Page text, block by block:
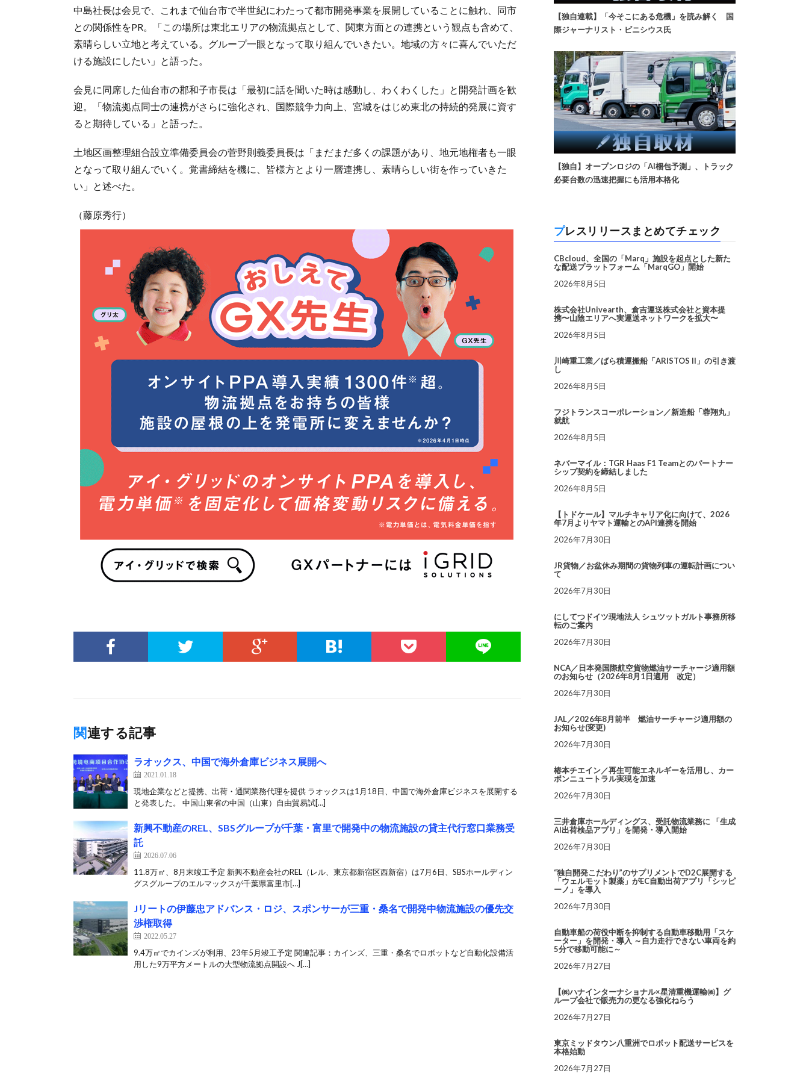
中島社長は会見で、これまで仙台市で半世紀にわたって都市開発事業を展開していることに触れ、同市
との関係性をPR。「この場所は東北エリアの物流拠点として、関東方面との連携という観点も含めて、
素晴らしい立地と考えている。グループ一眼となって取り組んでいきたい。地域の方々に喜んでいただ
ける施設にしたい」と語った。
会見に同席した仙台市の郡和子市長は「最初に話を聞いた時は感動し、わくわくした」と開発計画を歓
迎。「物流拠点同士の連携がさらに強化され、国際競争力向上、宮城をはじめ東北の持続的発展に資す
ると期待している」と語った。
土地区画整理組合設立準備委員会の菅野則義委員長は「まだまだ多くの課題があり、地元地権者も一眼
となって取り組んでいく。覚書締結を機に、皆様方とより一層連携し、素晴らしい街を作っていきた
い」と述べた。
（藤原秀行）
関連する記事
ラオックス、中国で海外倉庫ビジネス展開へ
2021.01.18
現地企業などと提携、出荷・通関業務代理を提供 ラオックスは1月18日、中国で海外倉庫ビジネスを展開する
と発表した。 中国山東省の中国（山東）自由貿易試[…]
新興不動産のREL、SBSグループが千葉・富里で開発中の物流施設の貸主代行窓口業務受
託
2026.07.06
11.8万㎡、8月末竣工予定 新興不動産会社のREL（レル、東京都新宿区西新宿）は7月6日、SBSホールディン
グスグループのエルマックスが千葉県富里市[…]
Jリートの伊藤忠アドバンス・ロジ、スポンサーが三重・桑名で開発中物流施設の優先交
渉権取得
2022.05.27
9.4万㎡でカインズが利用、23年5月竣工予定 関連記事：カインズ、三重・桑名でロボットなど自動化設備活
用した9万平方メートルの大型物流拠点開設へ J[…]
【独自連載】「今そこにある危機」を読み解く 国
際ジャーナリスト・ビニシウス氏
【独自】オープンロジの「AI梱包予測」、トラック
必要台数の迅速把握にも活用本格化
プレスリリースまとめてチェック
CBcloud、全国の「Marq」施設を起点とした新た
な配送プラットフォーム「MarqGO」開始
2026年8月5日
株式会社Univearth、倉吉運送株式会社と資本提
携〜山陰エリアへ実運送ネットワークを拡大〜
2026年8月5日
川崎重工業／ばら積運搬船「ARISTOS II」の引き渡
し
2026年8月5日
フジトランスコーポレーション／新造船「蓉翔丸」
就航
2026年8月5日
ネバーマイル：TGR Haas F1 Teamとのパートナー
シップ契約を締結しました
2026年8月5日
【トドケール】マルチキャリア化に向けて、2026
年7月よりヤマト運輸とのAPI連携を開始
2026年7月30日
JR貨物／お盆休み期間の貨物列車の運転計画につい
て
2026年7月30日
にしてつドイツ現地法人 シュツットガルト事務所移
転のご案内
2026年7月30日
NCA／日本発国際航空貨物燃油サーチャージ適用額
のお知らせ（2026年8月1日適用 改定）
2026年7月30日
JAL／2026年8月前半 燃油サーチャージ適用額の
お知らせ(変更)
2026年7月30日
椿本チエイン／再生可能エネルギーを活用し、カー
ボンニュートラル実現を加速
2026年7月30日
三井倉庫ホールディングス、受託物流業務に 「生成
AI出荷検品アプリ」を開発・導入開始
2026年7月30日
“独自開発こだわり”のサプリメントでD2C展開する
「ウェルモット製薬」がEC自動出荷アプリ「シッピ
ーノ」を導入
2026年7月30日
自動車船の荷役中断を抑制する自動車移動用「スケ
ーター」を開発・導入 ～自力走行できない車両を約
5分で移動可能に～
2026年7月27日
【㈱ハナインターナショナル×星清重機運輸㈱】グ
ループ会社で販売力の更なる強化ねらう
2026年7月27日
東京ミッドタウン八重洲でロボット配送サービスを
本格始動
2026年7月27日